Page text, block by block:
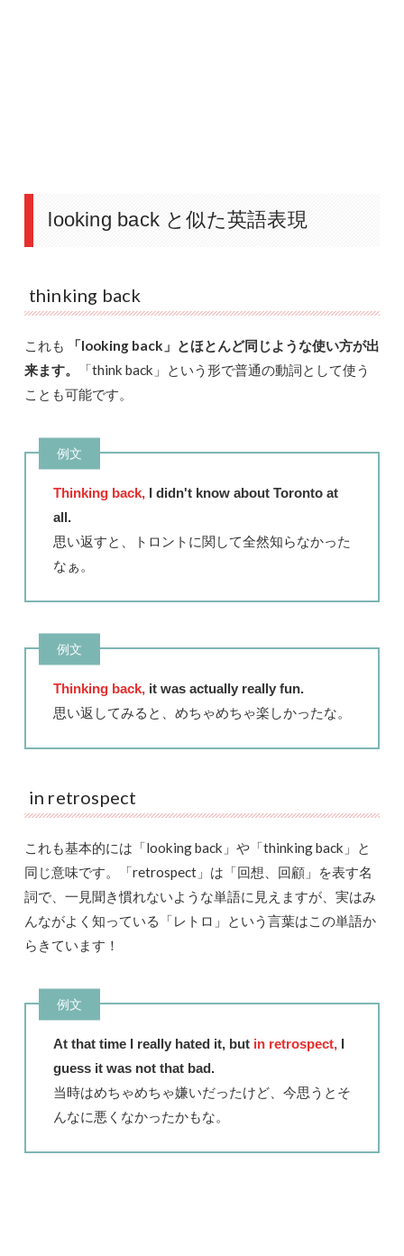
looking back と似た英語表現
thinking back
これも
「looking back」とほとんど同じような使い方が出
来ます。
「think back」という形で普通の動詞として使う
ことも可能です。
例文
Thinking back,I didn't know about Toronto at
all.
思い返すと、トロントに関して全然知らなかった
なぁ。
例文
Thinking back,it was actually really fun.
思い返してみると、めちゃめちゃ楽しかったな。
in retrospect
これも基本的には「looking back」や「thinking back」と
同じ意味です。「retrospect」は「回想、回顧」を表す名
詞で、一見聞き慣れないような単語に見えますが、 実はみ
んながよく知っている「レトロ」という言葉はこの単語か
らきています！
例文
At that time I really hated it, but in retrospect,I
guess it was not that bad.
当時はめちゃめちゃ嫌いだったけど、今思うとそ
んなに悪くなかったかもな。